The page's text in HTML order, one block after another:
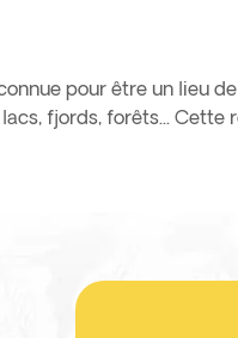
pour être un lieu
fjords, forêts...